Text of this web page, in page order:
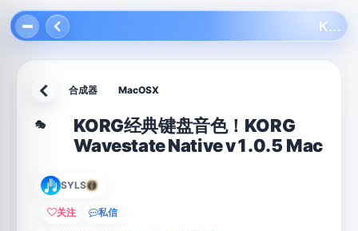
返回 合成器 MacOSX
🎭
KORG经典键盘音色！KORG
Wavestate Native v1.0.5 Mac
SYLS
关注 私信
KORG经典键盘音色！KORG Wavestate Native v1.0.5 Mac